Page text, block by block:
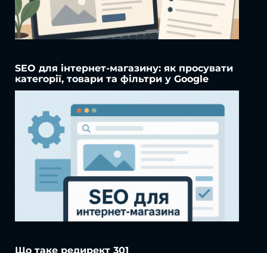
SEO для інтернет-магазину: як просувати
категорії, товари та фільтри у Google
Що таке редирект 301